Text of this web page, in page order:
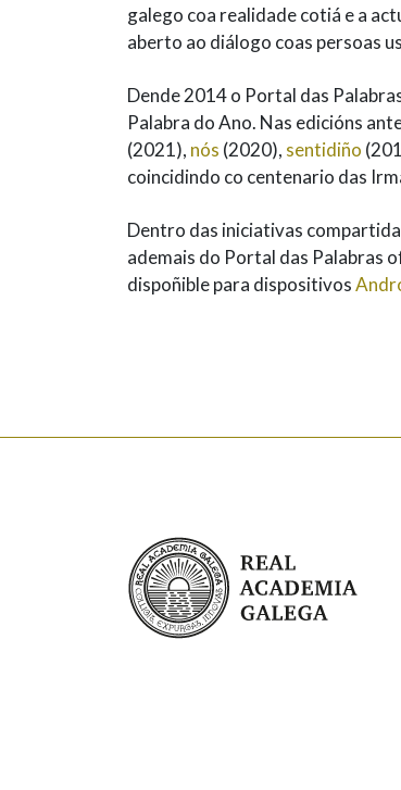
galego coa realidade cotiá e a
aberto ao diálogo coas persoas
Dende 2014 o Portal das
Palabra do Ano. Nas edicións
(2021), nós (2020), sentidiño
coincidindo co centenario das
Dentro das iniciativas
ademais do Portal das Palabras
dispoñible para dispositivos
Real Academia Galega